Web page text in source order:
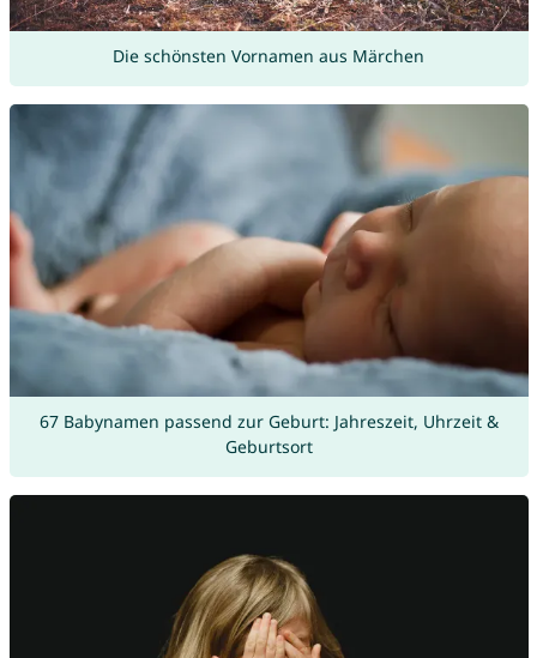
Die schönsten Vornamen aus Märchen
67 Babynamen passend zur Geburt: Jahreszeit, Uhrzeit &
Geburtsort